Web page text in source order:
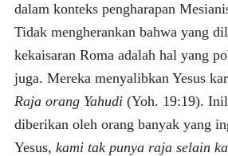
dalam konteks pengharapan
Tidak mengherankan bahwa yang
kekaisaran Roma adalah hal yang
juga. Mereka menyalibkan Yesus
Raja orang Yahudi(Yoh. 19:19).
diberikan oleh orang banyak yang
Yesus, kami tak punya raja selain